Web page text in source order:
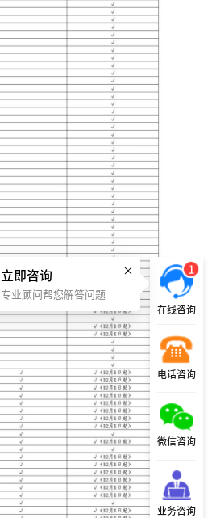
1
在线咨询
电话咨询
微信咨询
业务咨询
立即咨询
专业顾问帮您解答问题